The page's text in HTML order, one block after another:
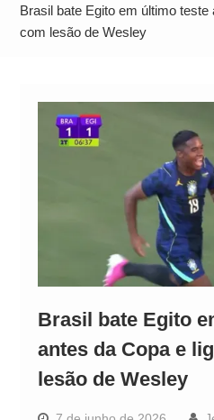
Alto
Brasil bate Egito em último
com lesão de Wesley
Brasil bate Egito
antes da Copa e
lesão de Wesley